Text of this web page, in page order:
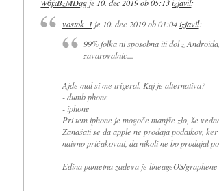
W6fxBzMDqgje 10. dec 2019 ob 05:13 izjavil:
vostok_1 je 10. dec 2019 ob 01:04 izjavil:
99% folka ni sposobna iti dol z
zavarovalnic...
Ajde mal si me trigeral. Kaj je alternativa?
- dumb phone
- iphone
Pri tem iphone je mogoče manjše zlo, še
Zanašati se da apple ne prodaja podatkov,
naivno pričakovati, da nikoli ne bo prodajal
Edina pametna zadeva je lineageOS/